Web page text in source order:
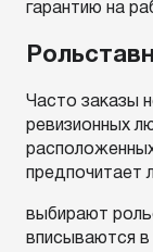
гарантию на
Часто заказы
ревизионных
предпочитает
выбирают
вписываются